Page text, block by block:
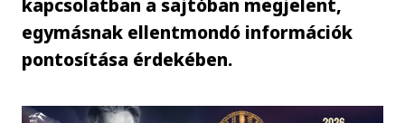
egymásnak ellentmondó információk
pontosítása érdekében.